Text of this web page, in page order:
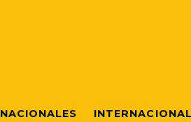
NACIONALES